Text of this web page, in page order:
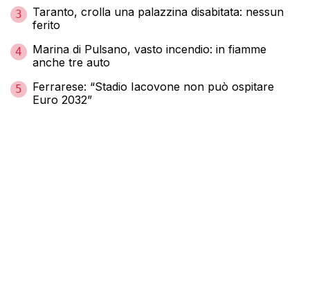
3
Taranto, crolla una palazzina disabitata: nessun
ferito
4
Marina di Pulsano, vasto incendio: in fiamme
anche tre auto
5
Ferrarese: “Stadio Iacovone non può ospitare
Euro 2032”